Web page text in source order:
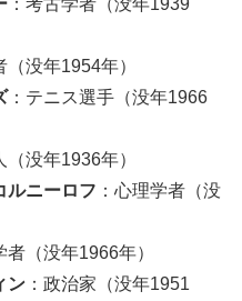
：考古学者（没年1939
（没年1954年）
：テニス選手（没年1966
没年1936年）
ルニーロフ ：心理学者（没
（没年1966年）
ン ：政治家（没年1951